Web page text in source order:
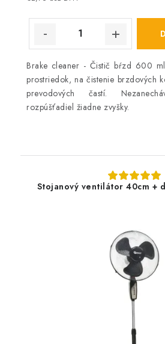
Brake cleaner - Čistič bŕzd 600
prostriedok, na čistenie brzdových
prevodových častí.
rozpúšťadiel žiadne zvyšky.
Stojanový ventilátor 40cm +